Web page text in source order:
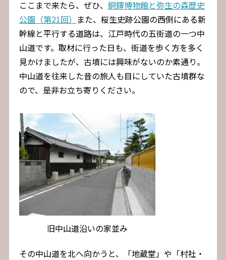
ここまで来たら、ぜひ、 銅鐸博物館と弥生の森歴史
公園（第21回） また、桜生史跡公園の西側にある新
幹線と平行する道路は、江戸時代の五街道の一つ中
山道です。取材に行った日も、街道を歩く方を多く
見かけましたが、古墳には興味がないのか素通り。
中山道を往来した昔の旅人も目にしていた古墳群な
ので、是非お立ち寄りください。
旧中山道沿いの家並み
その中山道を北へ向かうと、「地蔵堂」や「村社・